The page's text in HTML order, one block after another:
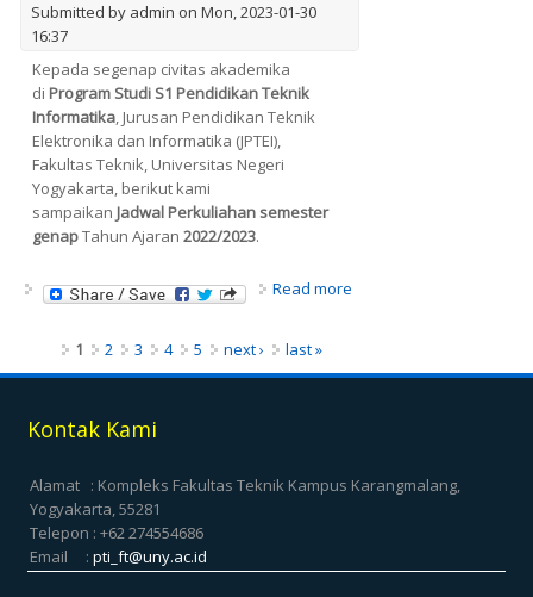
Submitted by admin on Mon, 2023-01-30
16:37
Kepada segenap civitas akademika
di Program Studi S1 Pendidikan Teknik
Informatika, Jurusan Pendidikan Teknik
Elektronika dan Informatika (JPTEI),
Fakultas Teknik, Universitas Negeri
Yogyakarta, berikut kami
sampaikan Jadwal Perkuliahan semester
genapTahun Ajaran 2022/2023.
Read more
Pages 1 2 3 4 5 next › last »
Kontak Kami
Alamat : Kompleks Fakultas Teknik Kampus Karangmalang,
Yogyakarta, 55281
Telepon : +62 274554686
Email :pti_ft@uny.ac.id